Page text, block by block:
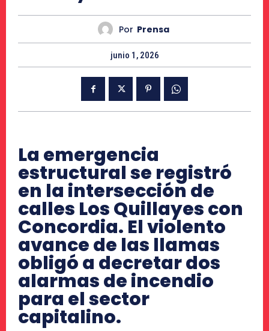
Por Prensa
junio 1, 2026
La emergencia
estructural se registró
en la intersección de
calles Los Quillayes con
Concordia. El violento
avance de las llamas
obligó a decretar dos
alarmas de incendio
para el sector
capitalino.